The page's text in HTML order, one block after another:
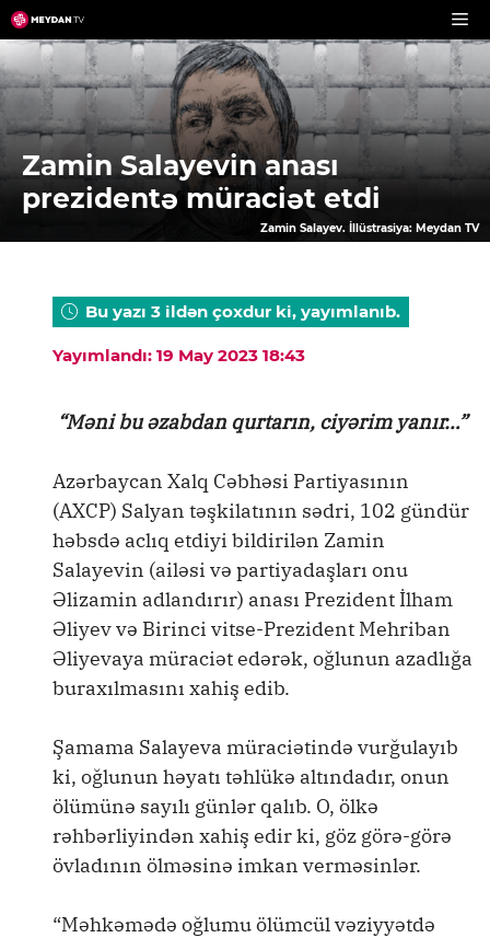
Skip
to
content
Zamin Salayevin anası
prezidentə müraciət etdi
Zamin Salayev. İllüstrasiya: Meydan TV
Bu yazı 3 ildən çoxdur ki, yayımlanıb.
Yayımlandı: 19 May 2023 18:43
“Məni bu əzabdan qurtarın, ciyərim yanır…”
Azərbaycan Xalq Cəbhəsi Partiyasının
(AXCP) Salyan təşkilatının sədri, 102 gündür
həbsdə aclıq etdiyi bildirilən Zamin
Salayevin (ailəsi və partiyadaşları onu
Əlizamin adlandırır) anası Prezident İlham
Əliyev və Birinci vitse-Prezident Mehriban
Əliyevaya müraciət edərək, oğlunun azadlığa
buraxılmasını xahiş edib.
Şamama Salayeva müraciətində vurğulayıb
ki, oğlunun həyatı təhlükə altındadır, onun
ölümünə sayılı günlər qalıb. O, ölkə
rəhbərliyindən xahiş edir ki, göz görə-görə
övladının ölməsinə imkan verməsinlər.
“Məhkəmədə oğlumu ölümcül vəziyyətdə